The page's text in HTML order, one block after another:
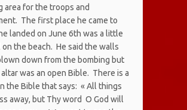
area for the troops and
The first place he came to
landed on June 6th was a little
on the beach. He said the walls
down from the bombing but
was an open Bible. There is a
the Bible that says: « All things
away, but Thy word O God will